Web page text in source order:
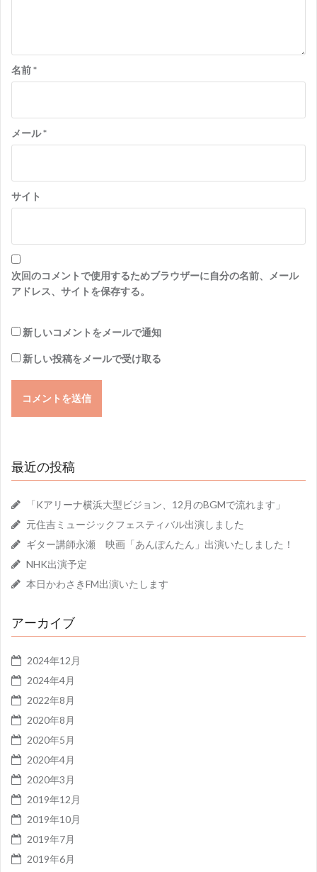
名前*
メール*
サイト
次回のコメントで使用するためブラウザーに自分の名前、メール
アドレス、サイトを保存する。
新しいコメントをメールで通知
新しい投稿をメールで受け取る
最近の投稿
「Kアリーナ横浜大型ビジョン、12月のBGMで流れます」
元住吉ミュージックフェスティバル出演しました
ギター講師永瀬 映画「あんぽんたん」出演いたしました！
NHK出演予定
本日かわさきFM出演いたします
アーカイブ
2024年12月
2024年4月
2022年8月
2020年8月
2020年5月
2020年4月
2020年3月
2019年12月
2019年10月
2019年7月
2019年6月